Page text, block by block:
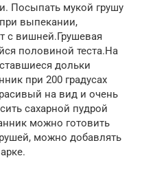
Посыпать мукой грушу
выпекании,
с вишней.Грушевая
половиной теста.На
дольки
при 200 градусах
на вид и очень
сахарной пудрой
можно готовить
можно добавлять